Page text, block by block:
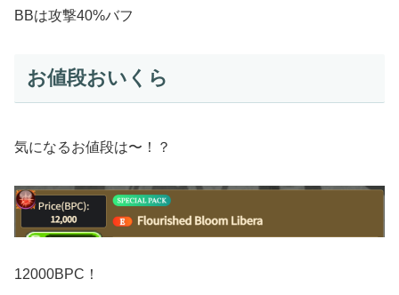
BBは攻撃40%バフ
お値段おいくら
気になるお値段は〜！？
12000BPC！